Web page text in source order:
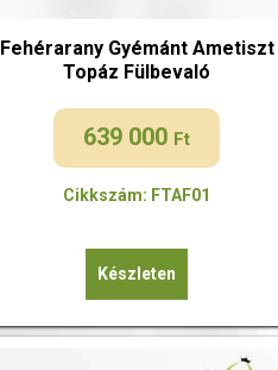
Fehérarany Gyémánt Ametiszt
Topáz Fülbevaló
639 000 Ft
Cikkszám: FTAF01
Készleten